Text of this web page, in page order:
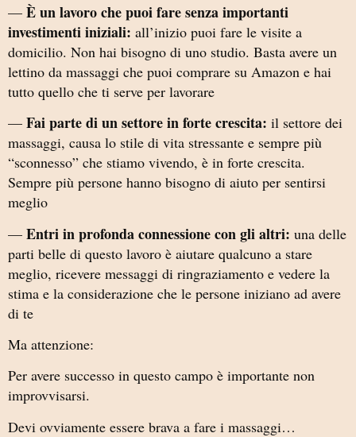
— È un lavoro che puoi fare senza importanti
investimenti iniziali: all’inizio puoi fare le visite a
domicilio. Non hai bisogno di uno studio. Basta avere un
lettino da massaggi che puoi comprare su Amazon e hai
tutto quello che ti serve per lavorare
— Fai parte di un settore in forte crescita: il settore dei
massaggi, causa lo stile di vita stressante e sempre più
“sconnesso” che stiamo vivendo, è in forte crescita.
Sempre più persone hanno bisogno di aiuto per sentirsi
meglio
— Entri in profonda connessione con gli altri: una delle
parti belle di questo lavoro è aiutare qualcuno a stare
meglio, ricevere messaggi di ringraziamento e vedere la
stima e la considerazione che le persone iniziano ad avere
di te
Ma attenzione:
Per avere successo in questo campo è importante non
improvvisarsi.
Devi ovviamente essere brava a fare i massaggi…